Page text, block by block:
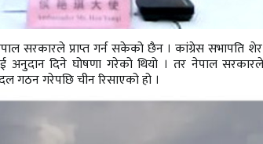
सरकारले प्राप्त गर्न सकेको छैन । कांग्रेस सभापति
अनुदान दिने घोषणा गरेको थियो । तर नेपाल
गठन गरेपछि चीन रिसाएको हो ।